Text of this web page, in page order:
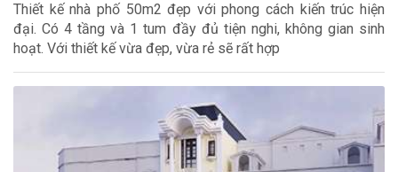
Thiết kế nhà phố 50m2 đẹp với phong cách kiến trúc hiện
đại. Có 4 tầng và 1 tum đầy đủ tiện nghi, không gian sinh
hoạt. Với thiết kế vừa đẹp, vừa rẻ sẽ rất hợp